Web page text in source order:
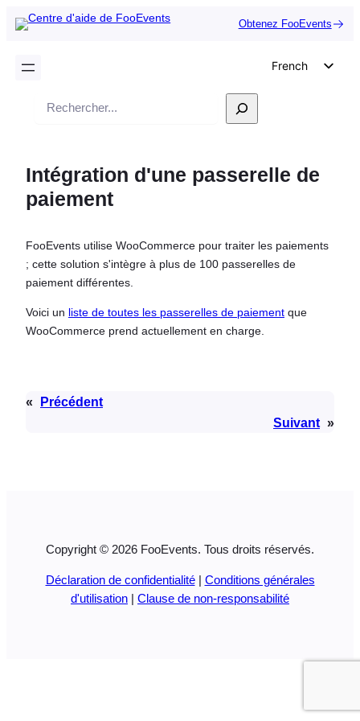
Obtenez FooEvents
French
Spanish
Polish
Recherche
Intégration d'une passerelle de
paiement
FooEvents utilise WooCommerce pour traiter les paiements
; cette solution s'intègre à plus de 100 passerelles de
paiement différentes.
Voici un liste de toutes les passerelles de paiement que
WooCommerce prend actuellement en charge.
«
Précédent
Suivant »
Copyright © 2026 FooEvents. Tous droits réservés.
Déclaration de confidentialité| Conditions générales
d'utilisation
Clause de non-responsabilité